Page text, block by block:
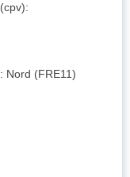
(cpv):
: Nord (FRE11)